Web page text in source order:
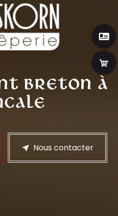
breton à
Nous contacter